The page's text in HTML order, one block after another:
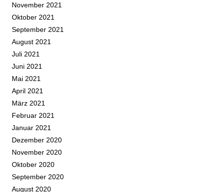
November 2021
Oktober 2021
September 2021
August 2021
Juli 2021
Juni 2021
Mai 2021
April 2021
März 2021
Februar 2021
Januar 2021
Dezember 2020
November 2020
Oktober 2020
September 2020
August 2020